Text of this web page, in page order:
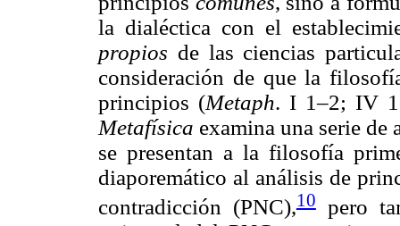
la dialéctica con el
propios de las ciencias
consideración de que la
principios (Metaph. I 1–2; IV
Metafísica examina una serie
se presentan a la filosofía
diaporemático al análisis de
contradicción (PNC),10pero